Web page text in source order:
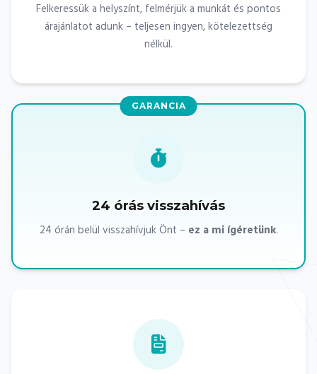
Felkeressük a helyszínt, felmérjük a munkát és pontos
árajánlatot adunk – teljesen ingyen, kötelezettség
nélkül.
GARANCIA
24 órás visszahívás
24 órán belül visszahívjuk Önt – ez a mi ígéretünk.